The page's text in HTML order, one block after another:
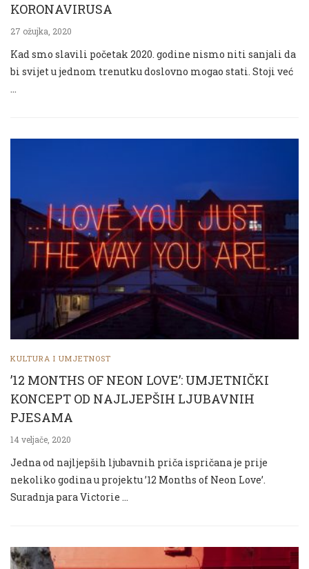
KORONAVIRUSA
27 ožujka, 2020
Kad smo slavili početak 2020. godine nismo niti sanjali da
bi svijet u jednom trenutku doslovno mogao stati. Stoji već
…
KULTURA I UMJETNOST
’12 MONTHS OF NEON LOVE’: UMJETNIČKI
KONCEPT OD NAJLJEPŠIH LJUBAVNIH
PJESAMA
14 veljače, 2020
Jedna od najljepših ljubavnih priča ispričana je prije
nekoliko godina u projektu ’12 Months of Neon Love’.
Suradnja para Victorie …